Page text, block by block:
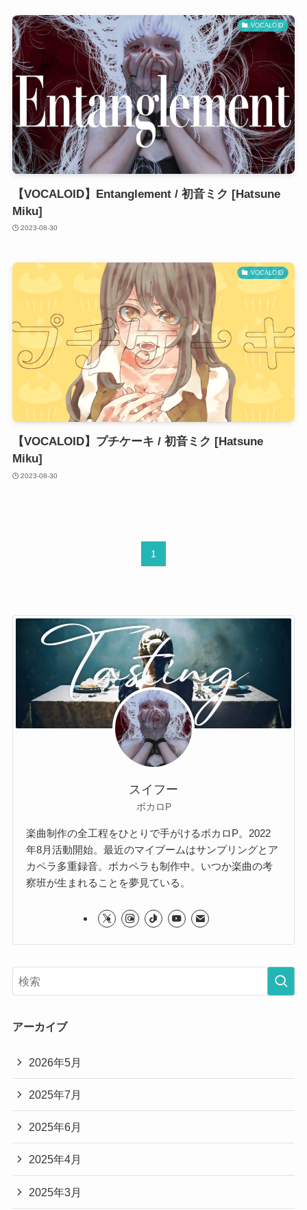
VOCALOID
【VOCALOID】Entanglement / 初音ミク [Hatsune
Miku]
2023-08-30
VOCALOID
【VOCALOID】プチケーキ / 初音ミク [Hatsune
Miku]
2023-08-30
1
スイフー
ボカロP
楽曲制作の全工程をひとりで手がけるボカロP。2022
年8月活動開始。最近のマイブームはサンプリングとア
カペラ多重録音。ボカペラも制作中。いつか楽曲の考
察班が生まれることを夢見ている。
アーカイブ
2026年5月
2025年7月
2025年6月
2025年4月
2025年3月